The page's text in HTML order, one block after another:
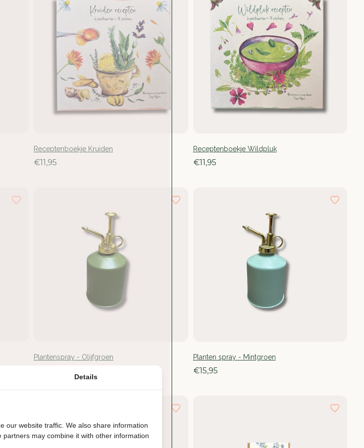
Receptenboekje Kruiden
€11,95
Receptenboekje Wildpluk
€11,95
Plantenspray - Olijfgroen Planten spray - Mintgroen
€15,95
Details
our website traffic. We also share information
may combine it with other information